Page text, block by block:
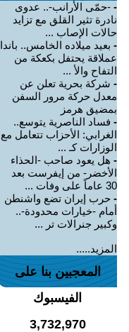
- -حمّى الأرانب-.. عدوى
نادرة تثير القلق مع تزايد
حالات الإصاب ...
- بعيد ميلاده الخامس.. باندا
عملاقة يحتفل بكعكة من
التفاح والأ ...
- شركة بحرية تعلن عن
معدل حركة مرور السفن
بمضيق هرمز
- فساد الناصرية يتوسع..
الغرابي: الأحزاب تتعامل مع
الوزارات كـ ...
- هل يعود صاحب -الحذاء
الأخضر- من إيفرست بعد
30 عاماً على وفات ...
- حرب إيران تضع واشنطن
أمام -خيارات محدودة-..
وكبير جنرالات تر ...
المزيد.....
المعجبين بنا على
الفيسبوك
3,732,970